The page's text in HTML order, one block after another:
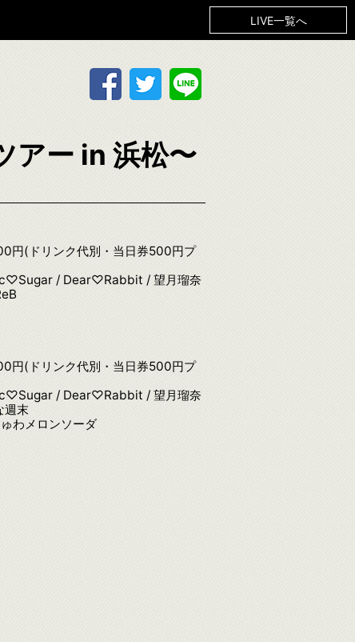
LIVE一覧へ
アー in 浜松〜
円(ドリンク代別・当日券500円プ
/ Dear♡Rabbit / 望月瑠奈
円(ドリンク代別・当日券500円プ
/ Dear♡Rabbit / 望月瑠奈
週末
わメロンソーダ